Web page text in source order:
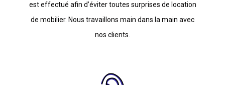
est effectué afin d’éviter toutes surprises de location
de mobilier. Nous travaillons main dans la main avec
nos clients.